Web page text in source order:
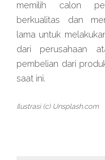
memilih calon
berkualitas dan
lama untuk
dari perusahaan
pembelian dari
saat ini.
Ilustrasi (c) Unsplash.com